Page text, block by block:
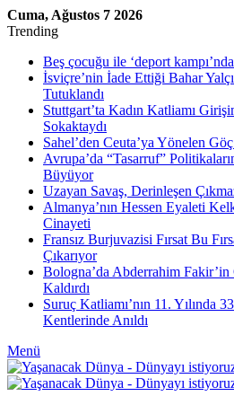
Cuma, Ağustos 7 2026
Trending
Beş çocuğu ile ‘deport kampı’nda
İsviçre’nin İade Ettiği Bahar
Tutuklandı
Stuttgart’ta Kadın Katliamı
Sokaktaydı
Sahel’den Ceuta’ya Yönelen
Avrupa’da “Tasarruf”
Büyüyor
Uzayan Savaş, Derinleşen
Almanya’nın Hessen Eyaleti
Cinayeti
Fransız Burjuvazisi Fırsat Bu
Çıkarıyor
Bologna’da Abderrahim Fakir’in
Kaldırdı
Suruç Katliamı’nın 11. Yılında
Kentlerinde Anıldı
Menü